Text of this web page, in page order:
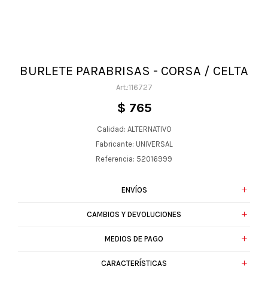
BURLETE PARABRISAS - CORSA / CELTA
116727
$ 765
Calidad: ALTERNATIVO
Fabricante: UNIVERSAL
Referencia: 52016999
ENVÍOS
CAMBIOS Y DEVOLUCIONES
MEDIOS DE PAGO
CARACTERÍSTICAS